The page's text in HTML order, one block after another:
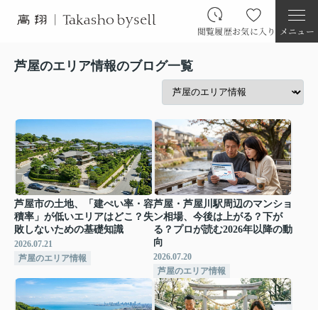
閲覧履歴お気に入り メニュー
芦屋のエリア情報のブログ一覧
芦屋市の土地、「建ぺい率・容
積率」が低いエリアはどこ？失
敗しないための基礎知識
2026.07.21
芦屋のエリア情報
芦屋・芦屋川駅周辺のマンショ
ン相場、今後は上がる？下が
る？プロが読む2026年以降の動
向
2026.07.20
芦屋のエリア情報